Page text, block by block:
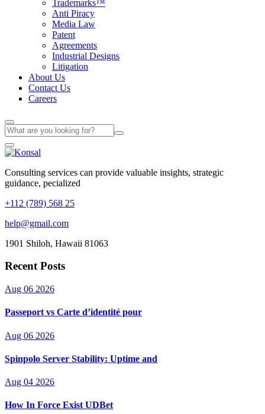
Trademarks™
Anti Piracy
Media Law
Patent
Agreements
Industrial Designs
Litigation
About Us
Contact Us
Careers
Consulting services can provide valuable insights, strategic
guidance, pecialized
+112 (789) 568 25
help@gmail.com
1901 Shiloh, Hawaii 81063
Recent Posts
Aug 06 2026
Passeport vs Carte d’identité pour
Aug 06 2026
Spinpolo Server Stability: Uptime and
Aug 04 2026
How In Force Exist UDBet